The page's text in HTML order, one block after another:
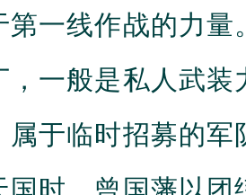
第一线作战的力
，一般是私人武
属于临时招募的